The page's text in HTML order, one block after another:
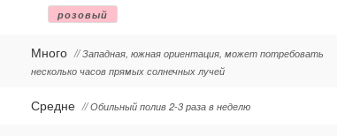
розовый
Много // Западная, южная ориентация, может потребовать
несколько часов прямых солнечных лучей
Средне // Обильный полив 2-3 раза в неделю